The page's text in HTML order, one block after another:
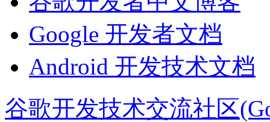
Google 开发者文档
Android 开发技术文档
谷歌开发技术交流社区